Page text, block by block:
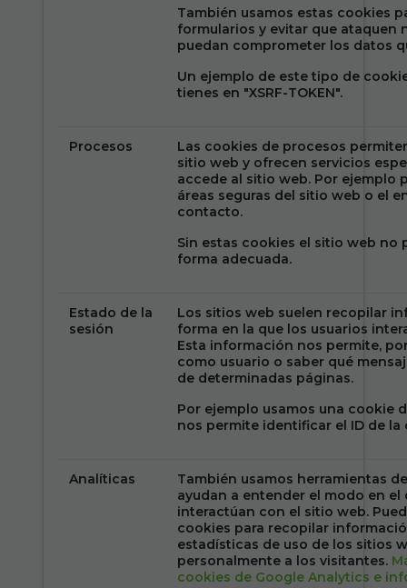
También usamos estas cookies
formularios y evitar que ataquen
puedan comprometer los datos
Un ejemplo de este tipo de
tienes en "XSRF-TOKEN".
Procesos
Las cookies de procesos
sitio web y ofrecen servicios
accede al sitio web. Por ejemplo
áreas seguras del sitio web o el
contacto.
Sin estas cookies el sitio web no
forma adecuada.
Estado de la
sesión
Los sitios web suelen recopilar
forma en la que los usuarios
Esta información nos permite,
como usuario o saber qué
de determinadas páginas.
Por ejemplo usamos una cookie
nos permite identificar el ID de la
Analíticas
También usamos herramientas
ayudan a entender el modo en el
interactúan con el sitio web.
cookies para recopilar
estadísticas de uso de los sitios
personalmente a los visitantes.
cookies de Google Analytics e